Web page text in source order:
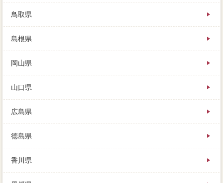
鳥取県
島根県
岡山県
山口県
広島県
徳島県
香川県